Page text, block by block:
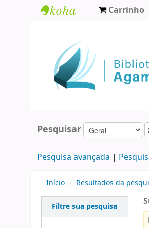
Agamenon
Magalhães
Carrinho
Pesquisar
Pesquisa avançada
Início › Resultados da
Filtre sua pesquisa